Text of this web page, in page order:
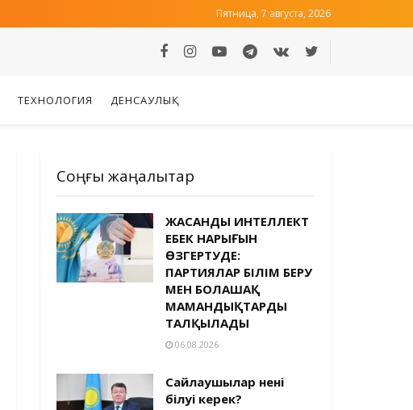
Пятница, 7 августа, 2026
ТЕХНОЛОГИЯ ДЕНСАУЛЫҚ
Соңғы жаңалықтар
ЖАСАНДЫ ИНТЕЛЛЕКТ
ЕҢБЕК НАРЫҒЫН
ӨЗГЕРТУДЕ:
ПАРТИЯЛАР БІЛІМ БЕРУ
МЕН БОЛАШАҚ
МАМАНДЫҚТАРДЫ
ТАЛҚЫЛАДЫ
06.08.2026
Сайлаушылар нені
білуі керек?